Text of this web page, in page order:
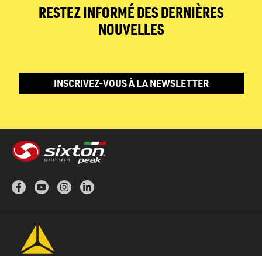
RESTEZ INFORMÉ DES DERNIÈRES
NOUVELLES
INSCRIVEZ-VOUS À LA NEWSLETTER